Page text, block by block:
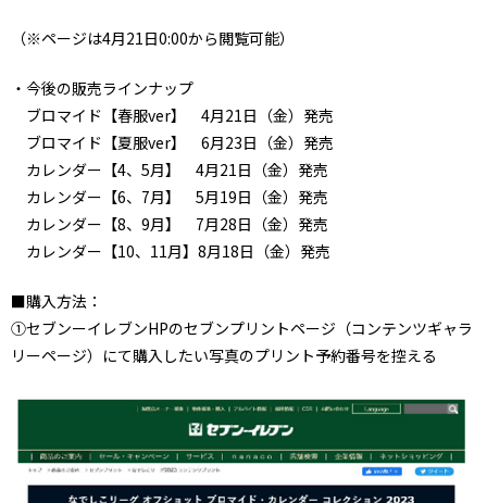
（※ページは4月21日0:00から閲覧可能）
・今後の販売ラインナップ
ブロマイド【春服ver】 4月21日（金）発売
ブロマイド【夏服ver】 6月23日（金）発売
カレンダー【4、5月】 4月21日（金）発売
カレンダー【6、7月】 5月19日（金）発売
カレンダー【8、9月】 7月28日（金）発売
カレンダー【10、11月】8月18日（金）発売
■購入方法：
①セブンーイレブンHPのセブンプリントページ（コンテンツギャラ
リーページ）にて購入したい写真のプリント予約番号を控える